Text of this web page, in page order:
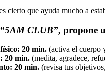
cierto que ayuda mucho a
“5AM CLUB”, propone
20 min. (activa el cuerpo
20 min. (medita, agradece,
20 min. (revisa tus